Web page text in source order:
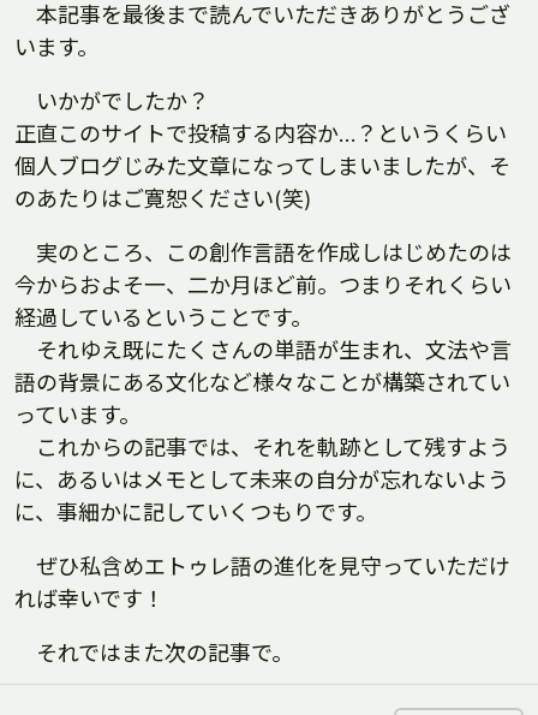
本記事を最後まで読んでいただきありがとうござ
います。
いかがでしたか？
正直このサイトで投稿する内容か…？というくらい
個人ブログじみた文章になってしまいましたが、そ
のあたりはご寛恕ください(笑)
実のところ、この創作言語を作成しはじめたのは
今からおよそ一、二か月ほど前。つまりそれくらい
経過しているということです。
それゆえ既にたくさんの単語が生まれ、文法や言
語の背景にある文化など様々なことが構築されてい
っています。
これからの記事では、それを軌跡として残すよう
に、あるいはメモとして未来の自分が忘れないよう
に、事細かに記していくつもりです。
ぜひ私含めエトゥレ語の進化を見守っていただけ
れば幸いです！
それではまた次の記事で。